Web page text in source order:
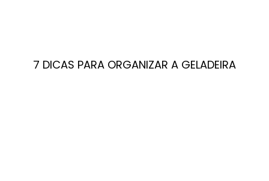
7 DICAS PARA ORGANIZAR A GELADEIRA